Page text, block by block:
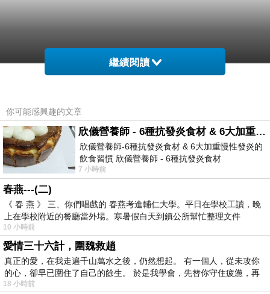
繼續閱讀
你可能感興趣的文章
欣儀營養師 - 6種抗發炎食材 & 6大加重慢性發炎的飲食習慣
欣儀營養師-6種抗發炎食材 & 6大加重慢性發炎的
飲食習慣 欣儀營養師 - 6種抗發炎食材
https://www.facebook.com/photo/?fbid=147
7 小時前
春燕---(二)
《 春 燕 》 三、你們唱戲的 春燕考進輔仁大學。平日在學校工讀，晚
上在學校附近的餐廳當外場。寒暑假白天到鎮公所幫忙整理文件
10 小時前
愛情三十六計，圍魏救趙
真正的愛，在我走遍千山萬水之後，仍然想起。 有一個人，從未攻你
的心，卻早已圍住了自己的餘生。 於是我學會，先替你守住疲憊，再
18 小時前